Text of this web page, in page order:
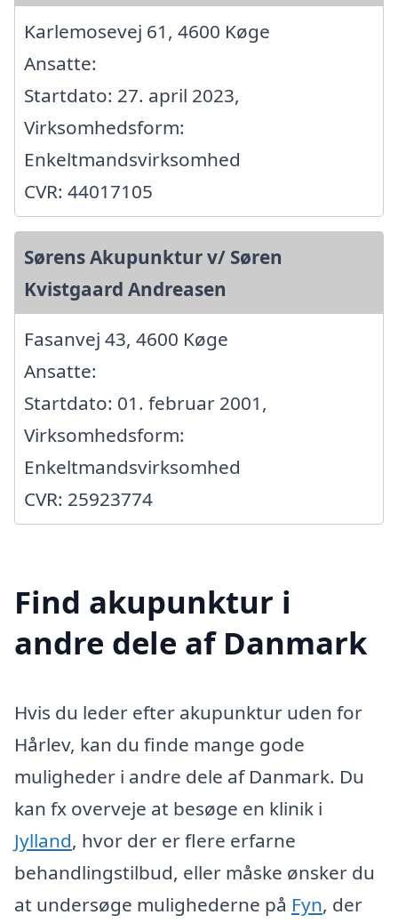
Karlemosevej 61, 4600 Køge
Ansatte:
Startdato: 27. april 2023,
Virksomhedsform:
Enkeltmandsvirksomhed
CVR: 44017105
Sørens Akupunktur v/ Søren
Kvistgaard Andreasen
Fasanvej 43, 4600 Køge
Ansatte:
Startdato: 01. februar 2001,
Virksomhedsform:
Enkeltmandsvirksomhed
CVR: 25923774
Find akupunktur i
andre dele af Danmark
Hvis du leder efter akupunktur uden for
Hårlev, kan du finde mange gode
muligheder i andre dele af Danmark. Du
kan fx overveje at besøge en klinik i
Jylland, hvor der er flere erfarne
behandlingstilbud, eller måske ønsker du
at undersøge mulighederne på Fyn, der